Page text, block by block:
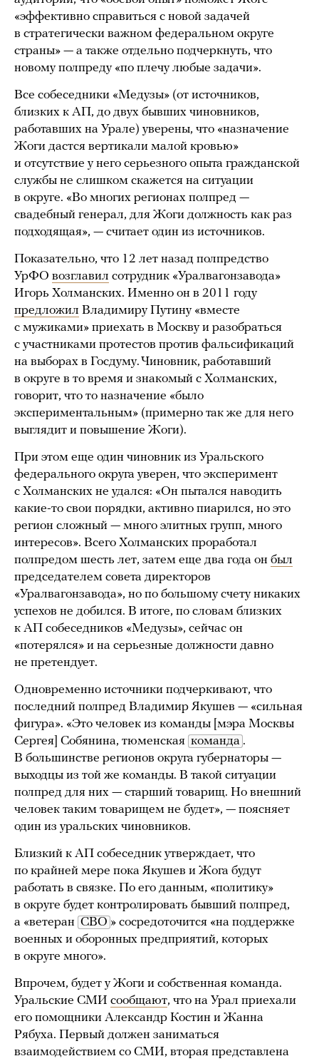
«эффективно справиться с новой задачей
в стратегически важном федеральном округе
страны» — а также отдельно подчеркнуть, что
новому полпреду «по плечу любые задачи».
Все собеседники «Медузы» (от источников,
близких к АП, до двух бывших чиновников,
работавших на Урале) уверены, что «назначение
Жоги дастся вертикали малой кровью»
и отсутствие у него серьезного опыта гражданской
службы не слишком скажется на ситуации
в округе. «Во многих регионах полпред —
свадебный генерал, для Жоги должность как раз
подходящая», — считает один из источников.
Показательно, что 12 лет назад полпредство
УрФО возглавил сотрудник «Уралвагонзавода»
Игорь Холманских. Именно он в 2011 году
предложил Владимиру Путину «вместе
с мужиками» приехать в Москву и разобраться
с участниками протестов против фальсификаций
на выборах в Госдуму. Чиновник, работавший
в округе в то время и знакомый с Холманских,
говорит, что то назначение «было
экспериментальным» (примерно так же для него
выглядит и повышение Жоги).
При этом еще один чиновник из Уральского
федерального округа уверен, что эксперимент
с Холманских не удался: «Он пытался наводить
какие-то свои порядки, активно пиарился, но это
регион сложный — много элитных групп, много
интересов». Всего Холманских проработал
полпредом шесть лет, затем еще два года он был
председателем совета директоров
«Уралвагонзавода», но по большому счету никаких
успехов не добился. В итоге, по словам близких
к АП собеседников «Медузы», сейчас он
«потерялся» и на серьезные должности давно
не претендует.
Одновременно источники подчеркивают, что
последний полпред Владимир Якушев — «сильная
фигура». «Это человек из команды [мэра Москвы
Сергея] Собянина, тюменская команда .
В большинстве регионов округа губернаторы —
выходцы из той же команды. В такой ситуации
полпред для них — старший товарищ. Но внешний
человек таким товарищем не будет», — поясняет
один из уральских чиновников.
Близкий к АП собеседник утверждает, что
по крайней мере пока Якушев и Жога будут
работать в связке. По его данным, «политику»
в округе будет контролировать бывший полпред,
а «ветеран СВО » сосредоточится «на поддержке
военных и оборонных предприятий, которых
в округе много».
Впрочем, будет у Жоги и собственная команда.
Уральские СМИ сообщают, что на Урал приехали
его помощники Александр Костин и Жанна
Рябуха. Первый должен заниматься
взаимодействием со СМИ, вторая представлена